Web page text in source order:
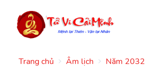
Trang chủ Âm lịch Năm 2032